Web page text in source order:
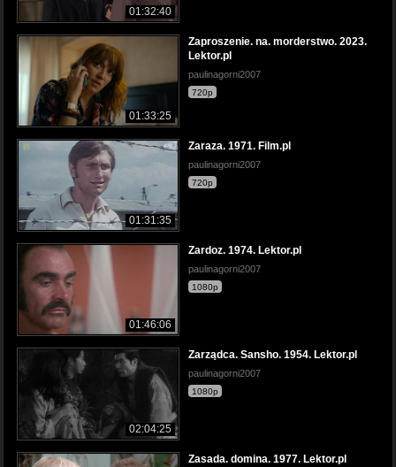
01:32:40
01:33:25
Zaproszenie. na. morderstwo. 2023.
Lektor.pl
paulinagorni2007
720p
01:31:35
Zaraza. 1971. Film.pl
paulinagorni2007
720p
01:46:06
Zardoz. 1974. Lektor.pl
paulinagorni2007
1080p
02:04:25
Zarządca. Sansho. 1954. Lektor.pl
paulinagorni2007
1080p
Zasada. domina. 1977. Lektor.pl